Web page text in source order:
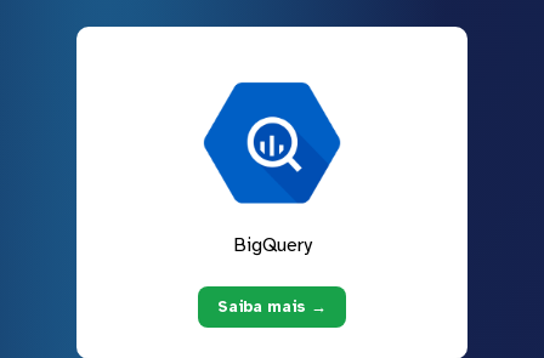
BigQuery
Saiba mais →